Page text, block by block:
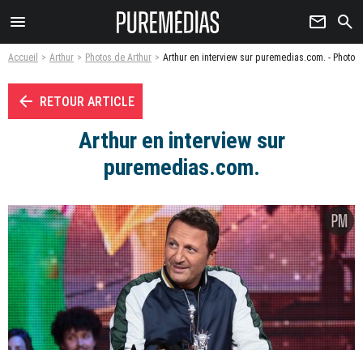
menu newsletter search
Accueil Arthur Photos de Arthur Arthur en interview sur puremedias.com. - Photo
arrow_left RETOUR ARTICLE
Arthur en interview sur
puremedias.com.